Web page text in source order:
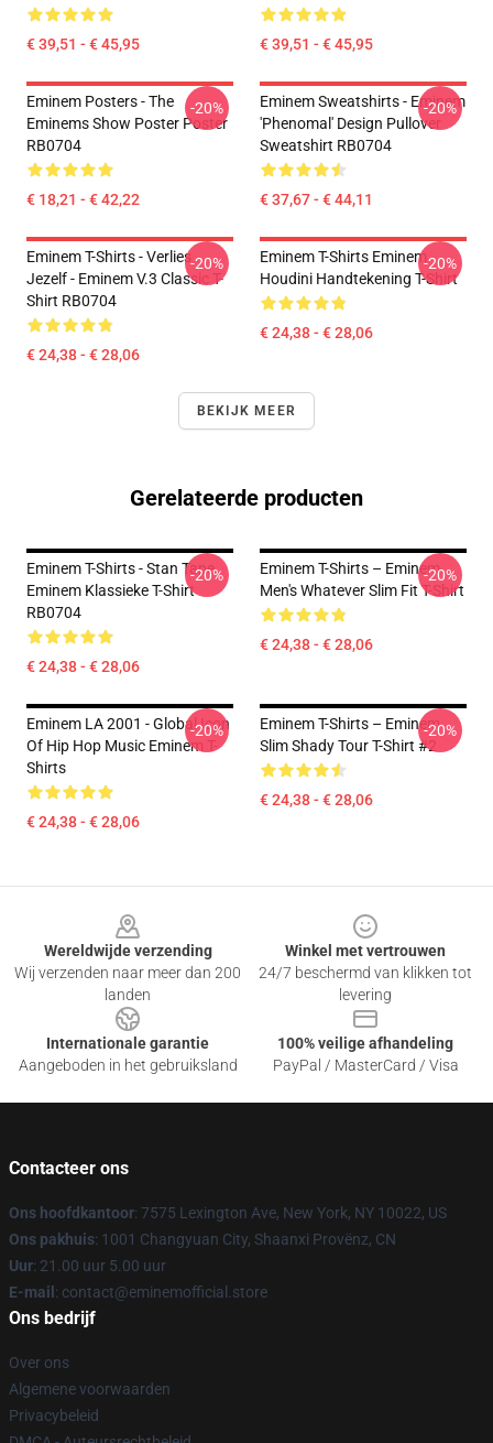
€ 39,51 - € 45,95 € 39,51 - € 45,95
Eminem Posters - The
Eminems Show Poster Poster
RB0704
€ 18,21 - € 42,22
-20%
Eminem Sweatshirts - Eminem
'Phenomal' Design Pullover
Sweatshirt RB0704
€ 37,67 - € 44,11
-20%
Eminem T-Shirts - Verlies
Jezelf - Eminem V.3 Classic T-
Shirt RB0704
€ 24,38 - € 28,06
-20%
Eminem T-Shirts Eminem
Houdini Handtekening T-Shirt
€ 24,38 - € 28,06
-20%
BEKIJK MEER
Gerelateerde producten
Eminem T-Shirts - Stan Tape
Eminem Klassieke T-Shirt
RB0704
€ 24,38 - € 28,06
-20%
Eminem T-Shirts – Eminem
Men's Whatever Slim Fit T-Shirt
€ 24,38 - € 28,06
-20%
Eminem LA 2001 - Global Icon
Of Hip Hop Music Eminem T-
Shirts
€ 24,38 - € 28,06
-20%
Eminem T-Shirts – Eminem
Slim Shady Tour T-Shirt #2
€ 24,38 - € 28,06
-20%
Wereldwijde verzending
Wij verzenden naar meer dan 200
landen
Winkel met vertrouwen
24/7 beschermd van klikken tot
levering
Internationale garantie
Aangeboden in het gebruiksland
100% veilige afhandeling
PayPal / MasterCard / Visa
Contacteer ons
Ons hoofdkantoor: 7575 Lexington Ave, New York, NY 10022, US
Ons pakhuis: 1001 Changyuan City, Shaanxi Provënz, CN
Uur: 21.00 uur 5.00 uur
E-mail : contact@eminemofficial.store
Ons bedrijf
Over ons
Algemene voorwaarden
Privacybeleid